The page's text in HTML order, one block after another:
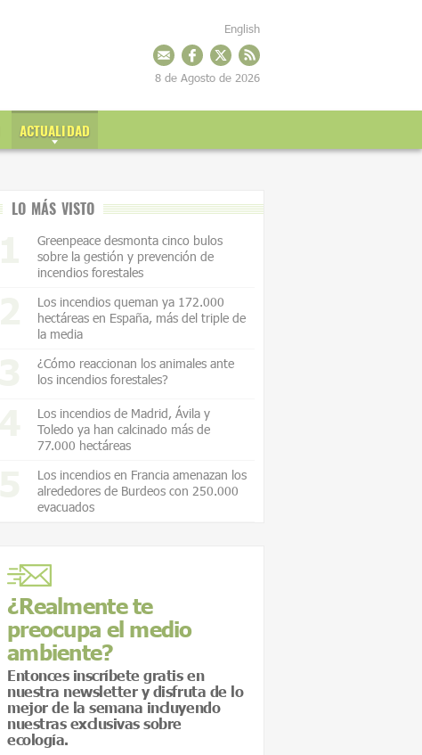
ACTUALIDAD
English
8 de Agosto de 2026
LO MÁS VISTO
Greenpeace desmonta cinco bulos
sobre la gestión y prevención de
incendios forestales
Los incendios queman ya 172.000
hectáreas en España, más del triple de
la media
¿Cómo reaccionan los animales ante
los incendios forestales?
Los incendios de Madrid, Ávila y
Toledo ya han calcinado más de
77.000 hectáreas
Los incendios en Francia amenazan los
alrededores de Burdeos con 250.000
evacuados
¿Realmente te
preocupa el medio
ambiente?
Entonces inscríbete gratis en
nuestra newsletter y disfruta de lo
mejor de la semana incluyendo
nuestras exclusivas sobre
ecología.